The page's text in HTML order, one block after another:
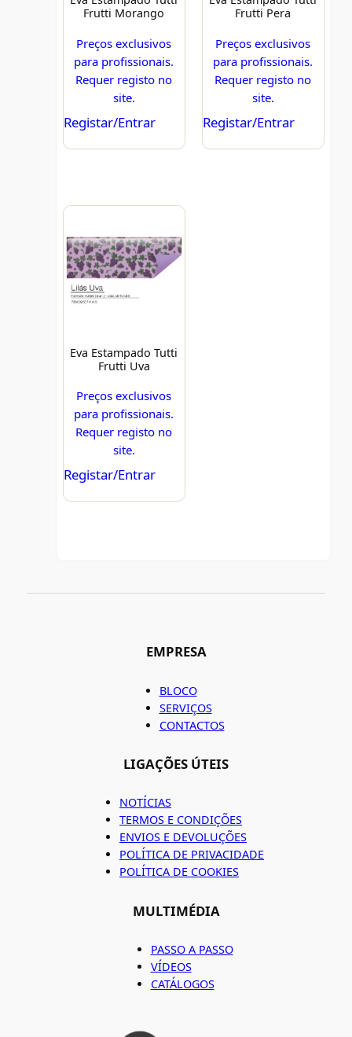
Frutti Morango
Preços exclusivos
para profissionais.
Requer registo no
site.
Registar/Entrar
Frutti Pera
Preços exclusivos
para profissionais.
Requer registo no
site.
Registar/Entrar
Eva Estampado Tutti
Frutti Uva
Preços exclusivos
para profissionais.
Requer registo no
site.
Registar/Entrar
EMPRESA
BLOCO
SERVIÇOS
CONTACTOS
LIGAÇÕES ÚTEIS
NOTÍCIAS
TERMOS E CONDIÇÕES
ENVIOS E DEVOLUÇÕES
POLÍTICA DE PRIVACIDADE
POLÍTICA DE COOKIES
MULTIMÉDIA
PASSO A PASSO
VÍDEOS
CATÁLOGOS